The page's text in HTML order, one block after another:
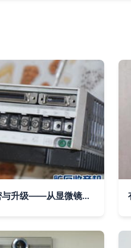
探索电动显微模块中的精密与升级——从显微镜到轨道插座的模块化配置思路